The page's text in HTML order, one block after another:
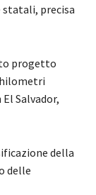
precisa
progetto
Salvador,
della
delle